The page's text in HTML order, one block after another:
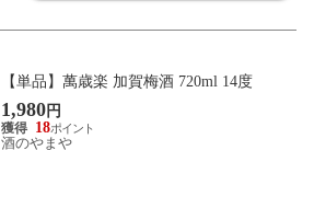
【単品】萬歳楽 加賀梅酒 720ml 14度
1,980円
18
酒のやまや